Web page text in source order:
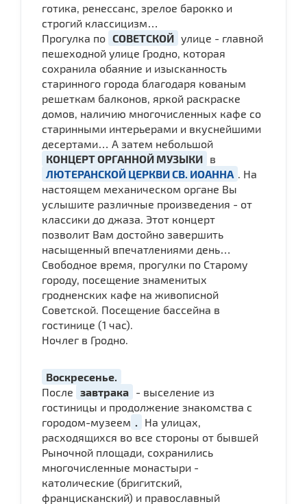
готика, ренессанс, зрелое барокко и
строгий классицизм…
Прогулка по СОВЕТСКОЙ улице - главной
пешеходной улице Гродно, которая
сохранила обаяние и изысканность
старинного города благодаря кованым
решеткам балконов, яркой раскраске
домов, наличию многочисленных кафе со
старинными интерьерами и вкуснейшими
десертами… А затем небольшой
КОНЦЕРТ ОРГАННОЙ МУЗЫКИ в
ЛЮТЕРАНСКОЙ ЦЕРКВИ СВ. ИОАННА
. На
настоящем механическом органе Вы
услышите различные произведения - от
классики до джаза. Этот концерт
позволит Вам достойно завершить
насыщенный впечатлениями день…
Свободное время, прогулки по Старому
городу, посещение знаменитых
гродненских кафе на живописной
Советской. Посещение бассейна в
гостинице (1 час).
Ночлег в Гродно.
Воскресенье.
После завтрака - выселение из
гостиницы и продолжение знакомства с
городом-музеем .
На улицах,
расходящихся во все стороны от бывшей
Рыночной площади, сохранились
многочисленные монастыри -
католические (бригитский,
францисканский) и православный